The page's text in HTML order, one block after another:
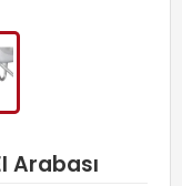
Arabası